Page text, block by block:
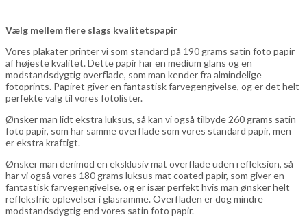
Vælg mellem flere slags kvalitetspapir
Vores plakater printer vi som standard på 190 grams satin foto papir
af højeste kvalitet. Dette papir har en medium glans og en
modstandsdygtig overflade, som man kender fra almindelige
fotoprints. Papiret giver en fantastisk farvegengivelse, og er det helt
perfekte valg til vores fotolister.
Ønsker man lidt ekstra luksus, så kan vi også tilbyde 260 grams satin
foto papir, som har samme overflade som vores standard papir, men
er ekstra kraftigt.
Ønsker man derimod en eksklusiv mat overflade uden refleksion, så
har vi også vores 180 grams luksus mat coated papir, som giver en
fantastisk farvegengivelse. og er især perfekt hvis man ønsker helt
refleksfrie oplevelser i glasramme. Overfladen er dog mindre
modstandsdygtig end vores satin foto papir.